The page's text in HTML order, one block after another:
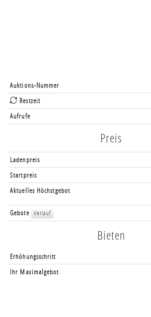
Auktions-Nummer
Restzeit
Aufrufe
Preis
Ladenpreis
Startpreis
Aktuelles Höchstgebot
Gebote Verlauf
Bieten
Erhöhungsschritt
Ihr Maximalgebot